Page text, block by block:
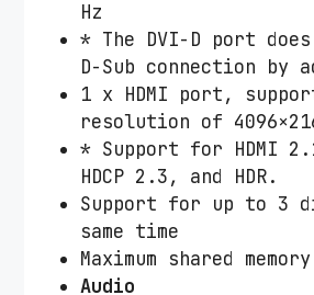
Hz
* The DVI-D port
D-Sub connection by
1 x HDMI port,
resolution of
* Support for HDMI
HDCP 2.3, and HDR.
Support for up to 3
same time
Maximum shared
Audio